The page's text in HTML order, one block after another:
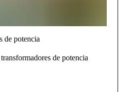
de potencia
de potencia